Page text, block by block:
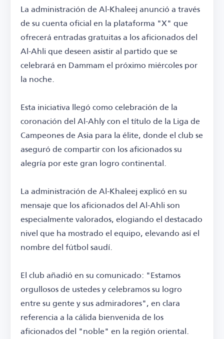
La administración de Al-Khaleej anunció a través
de su cuenta oficial en la plataforma "X" que
ofrecerá entradas gratuitas a los aficionados del
Al-Ahli que deseen asistir al partido que se
celebrará en Dammam el próximo miércoles por
la noche.
Esta iniciativa llegó como celebración de la
coronación del Al-Ahly con el título de la Liga de
Campeones de Asia para la élite, donde el club se
aseguró de compartir con los aficionados su
alegría por este gran logro continental.
La administración de Al-Khaleej explicó en su
mensaje que los aficionados del Al-Ahli son
especialmente valorados, elogiando el destacado
nivel que ha mostrado el equipo, elevando así el
nombre del fútbol saudí.
El club añadió en su comunicado: "Estamos
orgullosos de ustedes y celebramos su logro
entre su gente y sus admiradores", en clara
referencia a la cálida bienvenida de los
aficionados del "noble" en la región oriental.